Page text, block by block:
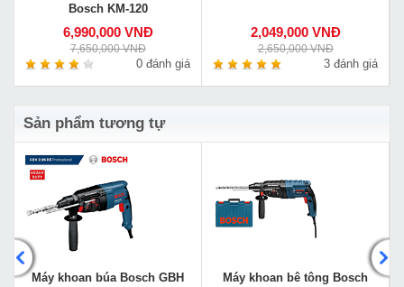
Bosch KM-120
6,990,000 VNĐ
7,650,000 VNĐ
0 đánh giá
2,049,000 VNĐ
2,650,000 VNĐ
3 đánh giá
Sản phẩm tương tự
Máy khoan búa Bosch GBH
Máy khoan bê tông Bosch